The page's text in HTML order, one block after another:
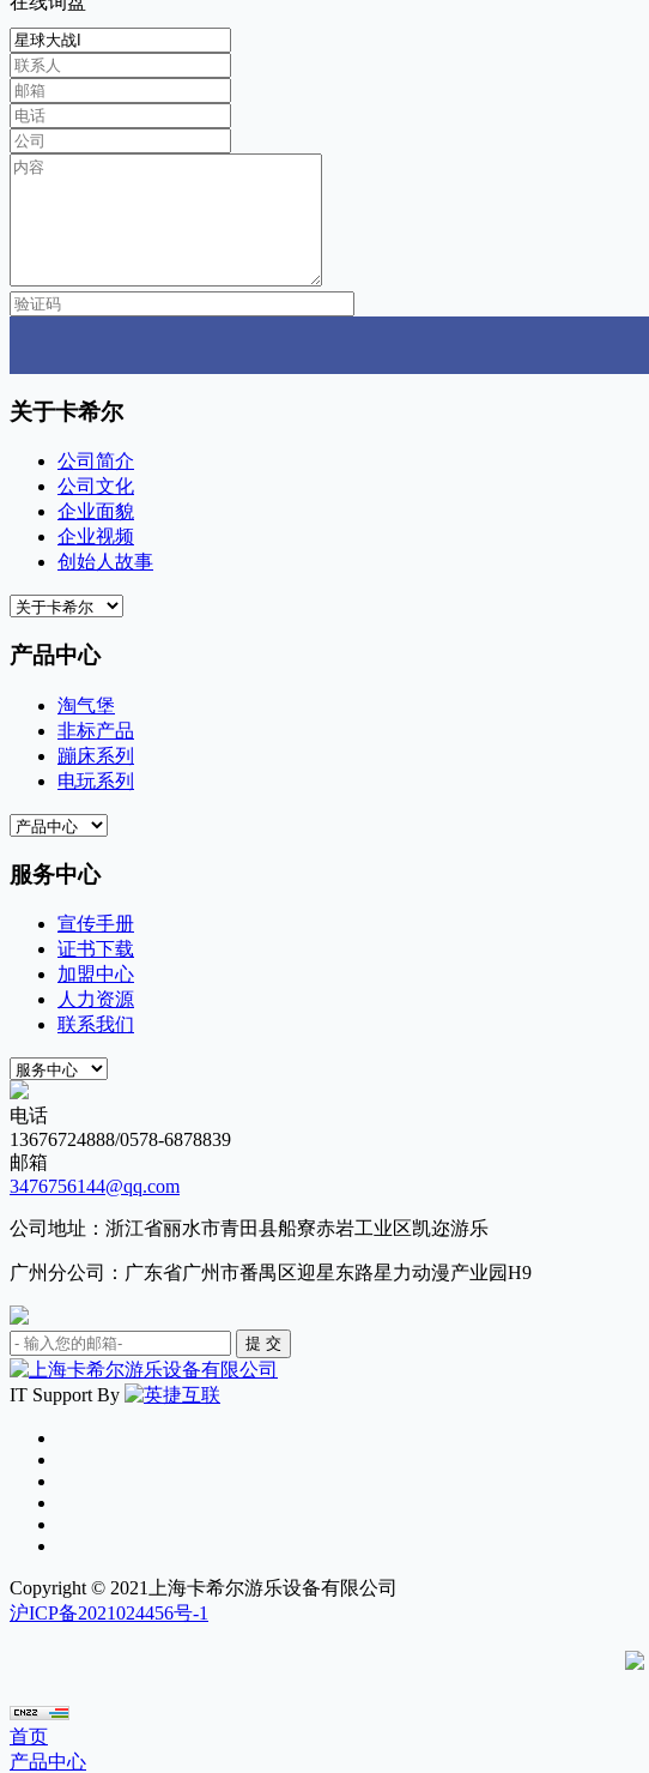
关于卡希尔
公司简介
公司文化
企业面貌
企业视频
创始人故事
产品中心
淘气堡
非标产品
蹦床系列
电玩系列
服务中心
宣传手册
证书下载
加盟中心
人力资源
联系我们
电话
13676724888/0578-6878839
邮箱
3476756144@qq.com
公司地址：浙江省丽水市青田县船寮赤岩工业区凯迩游乐
广州分公司：广东省广州市番禺区迎星东路星力动漫产业园H9
IT Support By
Copyright © 2021上海卡希尔游乐设备有限公司
沪ICP备2021024456号-1
首页
产品中心